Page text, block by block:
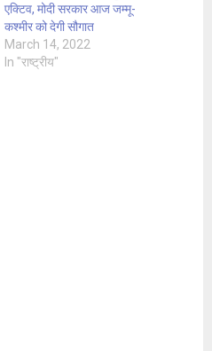
एक्टिव, मोदी सरकार आज जम्मू-
कश्मीर को देगी सौगात
March 14, 2022
In "राष्ट्रीय"